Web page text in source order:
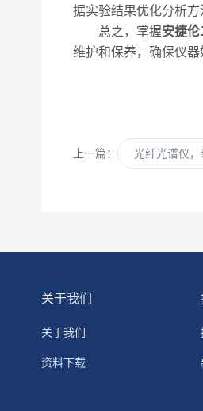
据实验结果优化分析方
总之，掌握安捷伦
维护和保养，确保仪器
上一篇： 光纤光谱仪
关于我们
关于我们
资料下载